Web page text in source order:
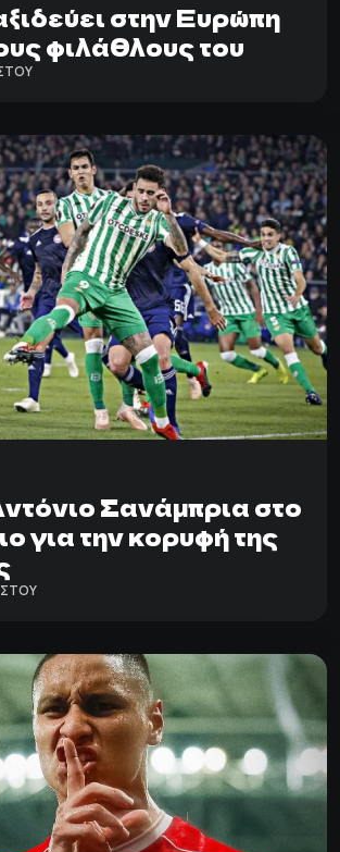
στην Ευρώπη
φιλάθλους του
Σανάμπρια στο
για την κορυφή της